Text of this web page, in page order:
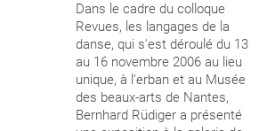
Dans le cadre du colloque
Revues, les langages de la
danse, qui s'est déroulé du 13
au 16 novembre 2006 au lieu
unique, à l’erban et au Musée
des beaux-arts de Nantes,
Bernhard Rüdiger a présenté